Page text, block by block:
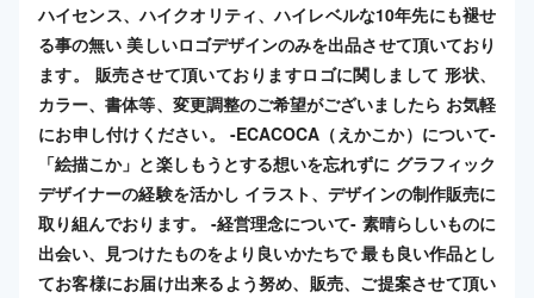
ハイセンス、ハイクオリティ、ハイレベルな10年先にも褪せ
る事の無い 美しいロゴデザインのみを出品させて頂いており
ます。 販売させて頂いておりますロゴに関しまして 形状、
カラー、書体等、変更調整のご希望がございましたら お気軽
にお申し付けください。 -ECACOCA（えかこか）について-
「絵描こか」と楽しもうとする想いを忘れずに グラフィック
デザイナーの経験を活かし イラスト、デザインの制作販売に
取り組んでおります。 -経営理念について- 素晴らしいものに
出会い、見つけたものをより良いかたちで 最も良い作品とし
てお客様にお届け出来るよう努め、販売、ご提案させて頂い